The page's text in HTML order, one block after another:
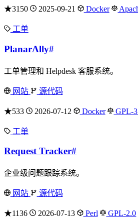
★3150 2025-09-21 Docker
工单
PlanarAlly#
工单管理和 Helpdesk 客服系统。
网站 源代码
★533 2026-07-12 Docker GPL-
工单
Request Tracker#
企业级问题跟踪系统。
网站 源代码
★1136 2026-07-13 Perl GPL-2.0